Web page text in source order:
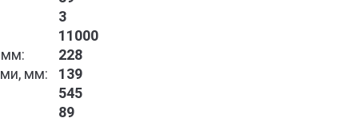
3
11000
мм:
228
мм:
139
545
89